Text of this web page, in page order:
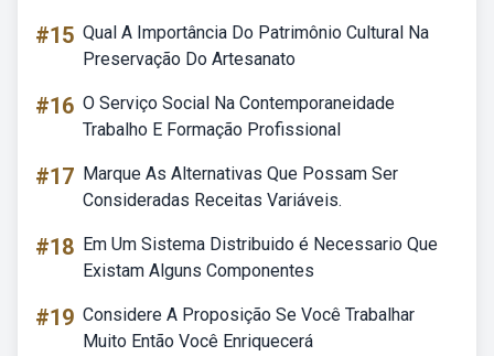
#15 Qual A Importância Do Patrimônio Cultural Na
Preservação Do Artesanato
#16 O Serviço Social Na Contemporaneidade
Trabalho E Formação Profissional
#17 Marque As Alternativas Que Possam Ser
Consideradas Receitas Variáveis.
#18 Em Um Sistema Distribuido é Necessario Que
Existam Alguns Componentes
#19 Considere A Proposição Se Você Trabalhar
Muito Então Você Enriquecerá